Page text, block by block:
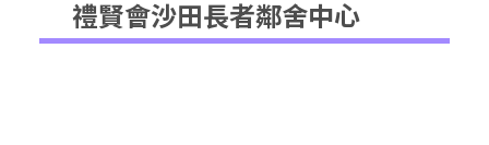
禮賢會沙田長者鄰舍中心